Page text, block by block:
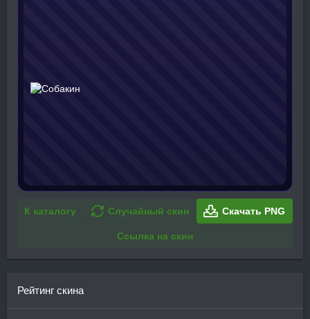
К каталогу Случайный скин Скачать PNG
Ссылка на скин
Рейтинг скина